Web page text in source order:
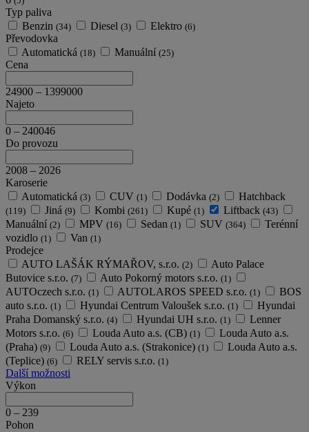
Typ paliva
Benzin (34) Diesel (3) Elektro (6)
Převodovka
Automatická (18) Manuální (25)
Cena
24900 – 1399000
Najeto
0 – 240046
Do provozu
2008 – 2026
Karoserie
Automatická (3) CUV (1) Dodávka (2) Hatchback
(119) Jiná (9) Kombi (261) Kupé (1) Liftback (43)
Manuální (2) MPV (16) Sedan (1) SUV (364)
Terénní
vozidlo (1) Van (1)
Prodejce
AUTO LAŠÁK RÝMAŘOV, s.r.o. (2)
Auto Palace
Butovice s.r.o. (7) Auto Pokorný motors s.r.o. (1)
AUTOczech s.r.o. (1) AUTOLAROS SPEED s.r.o. (1)
BOS
auto s.r.o. (1) Hyundai Centrum Valoušek s.r.o. (1)
Hyundai
Praha Domanský s.r.o. (4) Hyundai UH s.r.o. (1)
Lenner
Motors s.r.o. (6) Louda Auto a.s. (CB) (1)
Louda Auto a.s.
(Praha) (9) Louda Auto a.s. (Strakonice) (1)
Louda Auto a.s.
(Teplice) (6) RELY servis s.r.o. (1)
Další možnosti
Výkon
0 – 239
Pohon